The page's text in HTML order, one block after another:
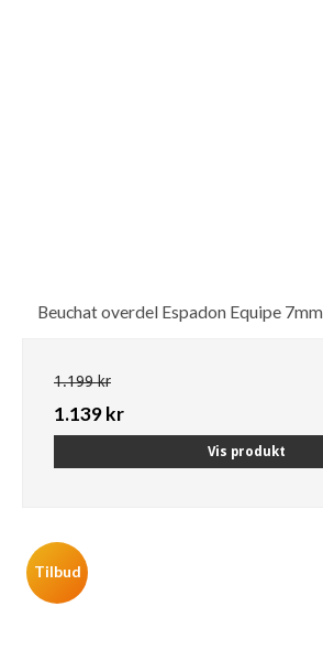
Beuchat overdel Espadon Equipe 7mm
1.199 kr
1.139 kr
Vis produkt
Tilbud